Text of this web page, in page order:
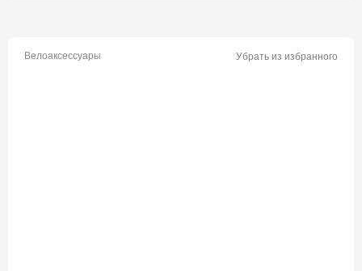
Велоаксессуары Убрать из избранного